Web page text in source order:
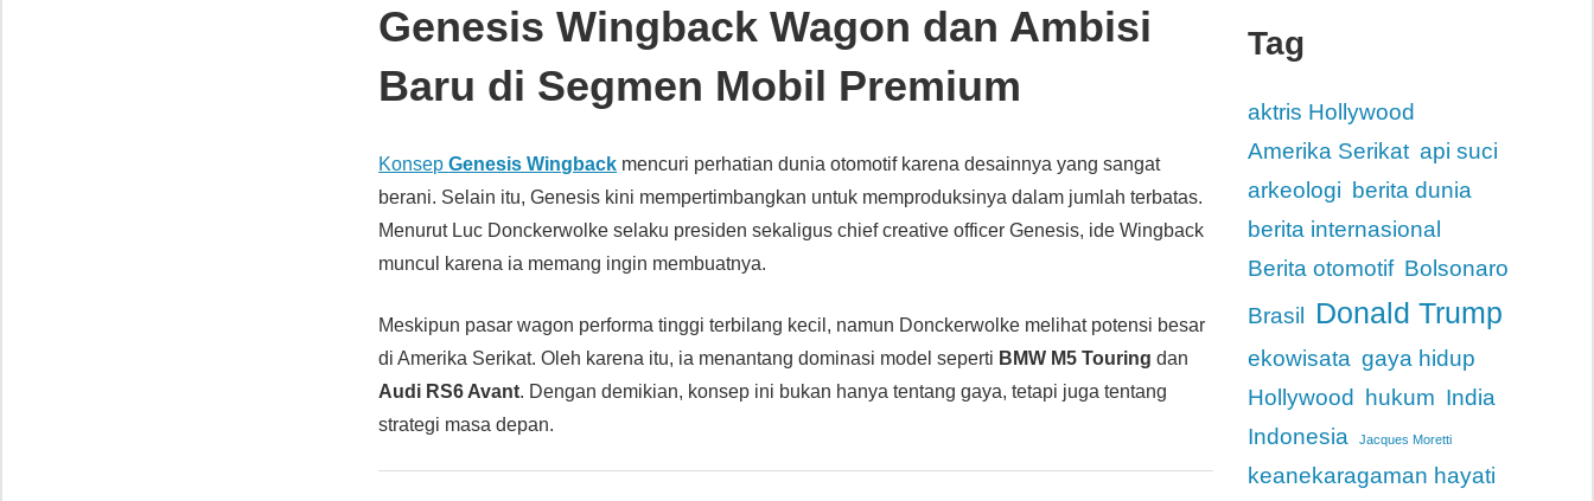
Genesis Wingback Wagon dan Ambisi
Baru di Segmen Mobil Premium
KonsepGenesis Wingback mencuri perhatian dunia otomotif karena desainnya yang sangat
berani. Selain itu, Genesis kini mempertimbangkan untuk memproduksinya dalam jumlah terbatas.
Menurut Luc Donckerwolke selaku presiden sekaligus chief creative officer Genesis, ide Wingback
muncul karena ia memang ingin membuatnya.
Meskipun pasar wagon performa tinggi terbilang kecil, namun Donckerwolke melihat potensi besar
di Amerika Serikat. Oleh karena itu, ia menantang dominasi model seperti BMW M5 Touring dan
Audi RS6 Avant. Dengan demikian, konsep ini bukan hanya tentang gaya, tetapi juga tentang
strategi masa depan.
Tag
aktris Hollywood
Amerika Serikat api suci
arkeologi berita dunia
berita internasional
Berita otomotif Bolsonaro
Brasil
Donald Trump
ekowisata gaya hidup
Hollywood
hukum India
Indonesia
Jacques Moretti
keanekaragaman hayati